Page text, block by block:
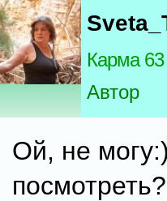
Карма 63
Автор
Ой, не
посмотреть?